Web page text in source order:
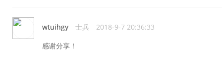
wtuihgy 士兵 2018-9-7 20:36:33
感谢分享！